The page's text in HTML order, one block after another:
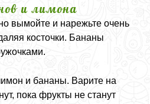
и лимона
вымойте и нарежьте очень
косточки. Бананы
и бананы. Варите на
пока фрукты не станут